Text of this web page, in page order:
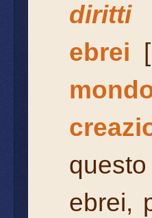
diritti
ebrei [
ebrei,